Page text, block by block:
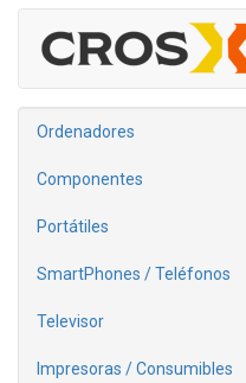
Ordenadores
Componentes
Portátiles
SmartPhones / Teléfonos
Televisor
Impresoras / Consumibles